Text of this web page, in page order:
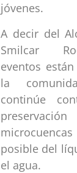
jóvenes.
A decir del
Smilcar
eventos
la
continúe
posible del
el agua.